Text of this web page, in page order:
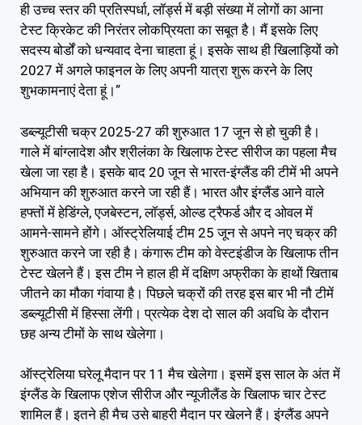
ही उच्च स्तर की प्रतिस्पर्धा, लॉर्ड्स में बड़ी संख्या में लोगों का आना
टेस्ट क्रिकेट की निरंतर लोकप्रियता का सबूत है। मैं इसके लिए
सदस्य बोर्डों को धन्यवाद देना चाहता हूं। इसके साथ ही खिलाड़ियों को
2027 में अगले फाइनल के लिए अपनी यात्रा शुरू करने के लिए
शुभकामनाएं देता हूं।”
डब्ल्यूटीसी चक्र 2025-27 की शुरुआत 17 जून से हो चुकी है।
गाले में बांग्लादेश और श्रीलंका के खिलाफ टेस्ट सीरीज का पहला मैच
खेला जा रहा है। इसके बाद 20 जून से भारत-इंग्लैंड की टीमें भी अपने
अभियान की शुरुआत करने जा रही हैं। भारत और इंग्लैंड आने वाले
हफ्तों में हेडिंग्ले, एजबेस्टन, लॉर्ड्स, ओल्ड ट्रैफर्ड और द ओवल में
आमने-सामने होंगे। ऑस्ट्रेलियाई टीम 25 जून से अपने नए चक्र की
शुरुआत करने जा रही है। कंगारू टीम को वेस्टइंडीज के खिलाफ तीन
टेस्ट खेलने हैं। इस टीम ने हाल ही में दक्षिण अफ्रीका के हाथों खिताब
जीतने का मौका गंवाया है। पिछले चक्रों की तरह इस बार भी नौ टीमें
डब्ल्यूटीसी में हिस्सा लेंगी। प्रत्येक देश दो साल की अवधि के दौरान
छह अन्य टीमों के साथ खेलेगा।
ऑस्ट्रेलिया घरेलू मैदान पर 11 मैच खेलेगा। इसमें इस साल के अंत में
इंग्लैंड के खिलाफ एशेज सीरीज और न्यूजीलैंड के खिलाफ चार टेस्ट
शामिल हैं। इतने ही मैच उसे बाहरी मैदान पर खेलने हैं। इंग्लैंड अपने